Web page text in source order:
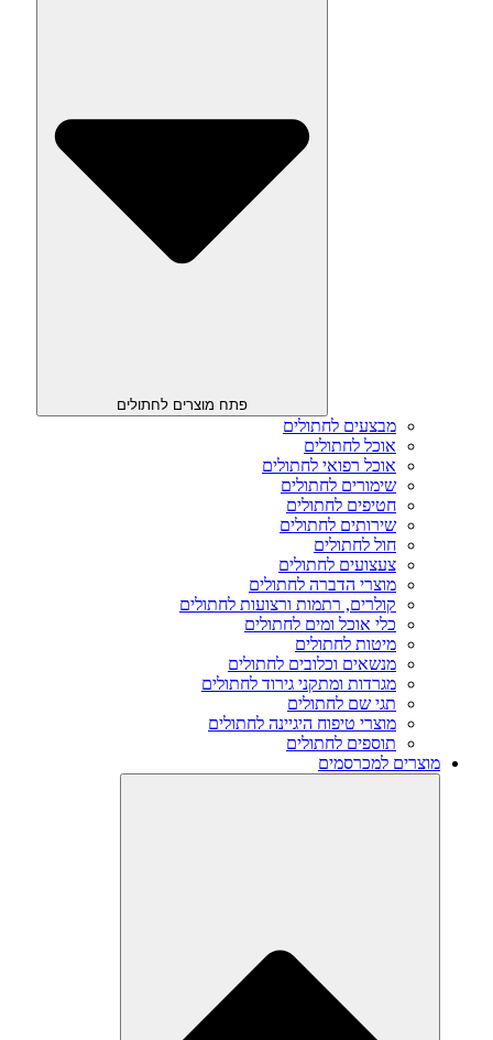
פתח מוצרים לחתולים
מבצעים לחתולים
אוכל לחתולים
אוכל רפואי לחתולים
שימורים לחתולים
חטיפים לחתולים
שירותים לחתולים
חול לחתולים
צעצועים לחתולים
מוצרי הדברה לחתולים
קולרים, רתמות ורצועות לחתולים
כלי אוכל ומים לחתולים
מיטות לחתולים
מנשאים וכלובים לחתולים
מגרדות ומתקני גירוד לחתולים
תגי שם לחתולים
מוצרי טיפוח היגיינה לחתולים
תוספים לחתולים
מוצרים למכרסמים